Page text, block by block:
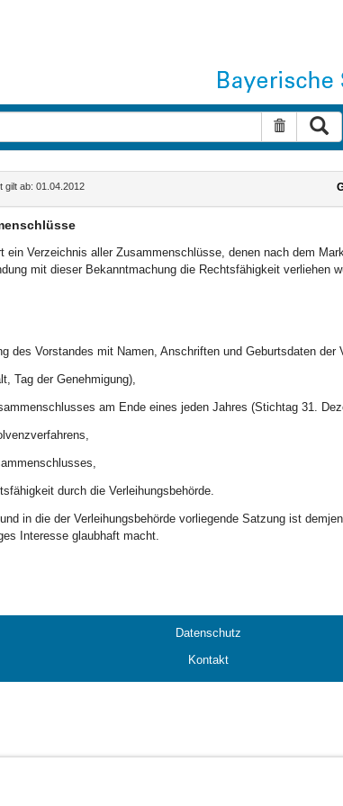
Suche
gilt ab: 01.04.2012
ein Verzeichnis aller Zusammenschlüsse, denen nach dem
mit dieser Bekanntmachung die Rechtsfähigkeit verliehen
des Vorstandes mit Namen, Anschriften und Geburtsdaten der
Tag der Genehmigung),
am Ende eines jeden Jahres (Stichtag 31.
durch die Verleihungsbehörde.
in die der Verleihungsbehörde vorliegende Satzung ist
Interesse glaubhaft macht.
Datenschutz
Kontakt